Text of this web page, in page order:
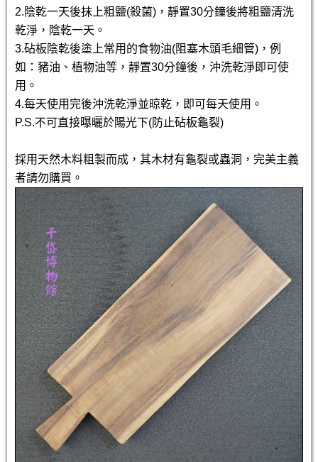
2.陰乾一天後抹上粗鹽(殺菌)，靜置30分鐘後將粗鹽清洗
乾淨，陰乾一天。
3.砧板陰乾後塗上常用的食物油(阻塞木頭毛細管)，例
如：豬油、植物油等，靜置30分鐘後，沖洗乾淨即可使
用。
4.每天使用完後沖洗乾淨並晾乾，即可每天使用。
P.S.不可直接曝曬於陽光下(防止砧板龜裂)
採用天然木料粗製而成，其木材有龜裂或蟲洞，完美主義
者請勿購買。